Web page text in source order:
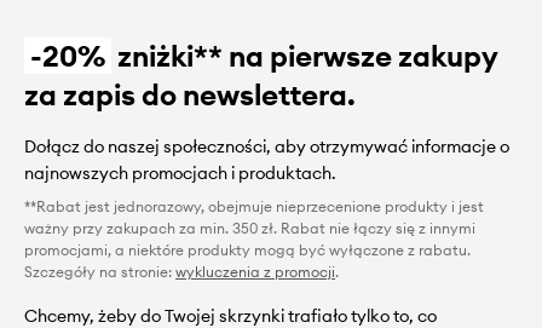
-20% zniżki** na pierwsze zakupy
za zapis do newslettera.
Dołącz do naszej społeczności, aby otrzymywać informacje o
najnowszych promocjach i produktach.
**Rabat jest jednorazowy, obejmuje nieprzecenione produkty i jest
ważny przy zakupach za min. 350 zł. Rabat nie łączy się z innymi
promocjami, a niektóre produkty mogą być wyłączone z rabatu.
Szczegóły na stronie: wykluczenia z promocji.
Chcemy, żeby do Twojej skrzynki trafiało tylko to, co